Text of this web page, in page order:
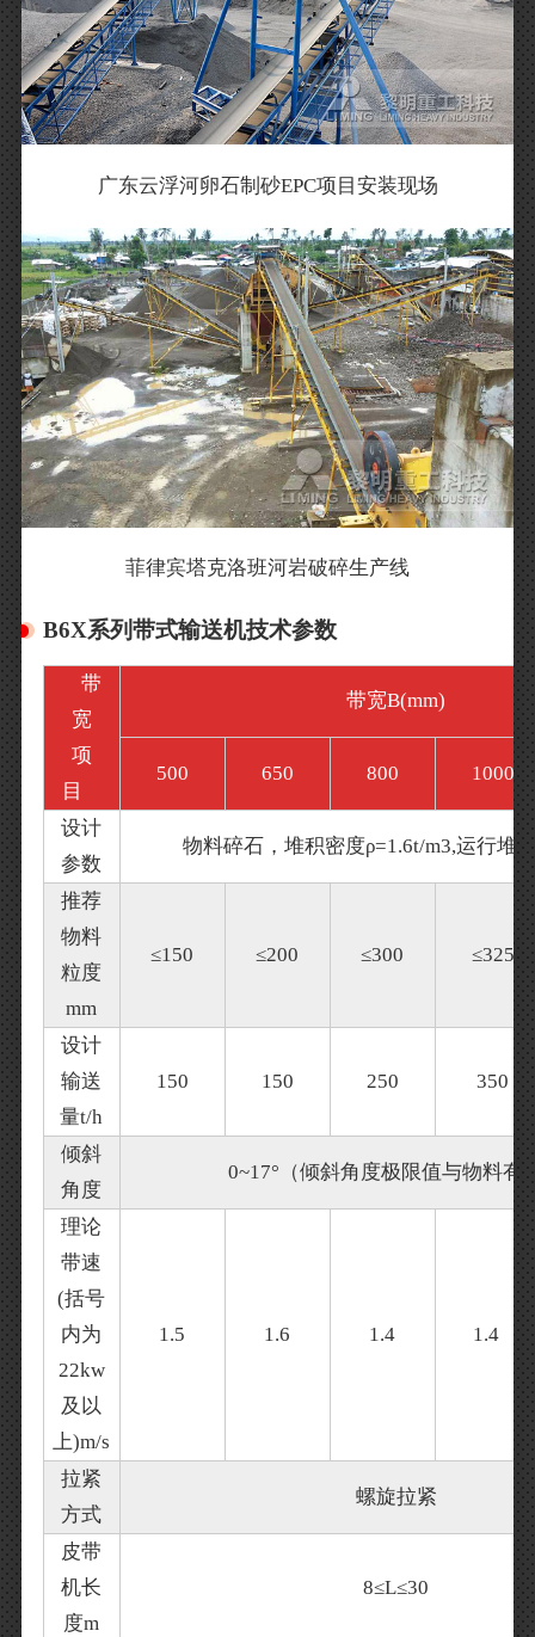
广东云浮河卵石制砂EPC项目安装现场
菲律宾塔克洛班河岩破碎生产线
B6X系列带式输送机技术参数
带
宽
项
目
带宽B(mm)
500 650 800 1000
设计
参数
物料碎石，堆积密度ρ=1.6t/m3,运行堆
推荐
物料
粒度
mm
≤150 ≤200 ≤300 ≤325
设计
输送
量t/h
150 150 250 350
倾斜
角度
0~17°（倾斜角度极限值与物料有
理论
带速
(括号
内为
22kw
及以
上)m/s
1.5 1.6 1.4 1.4
拉紧
方式
螺旋拉紧
皮带
机长
度m
8≤L≤30